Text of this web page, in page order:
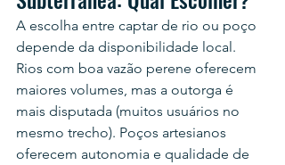
A escolha entre captar de rio ou poço
depende da disponibilidade local.
Rios com boa vazão perene oferecem
maiores volumes, mas a outorga é
mais disputada (muitos usuários no
mesmo trecho). Poços artesianos
oferecem autonomia e qualidade de